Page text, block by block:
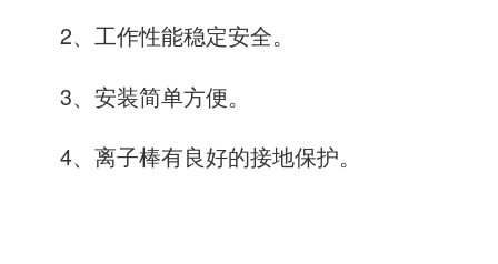
2、工作性能稳定安全。
3、安装简单方便。
4、离子棒有良好的接地保护。